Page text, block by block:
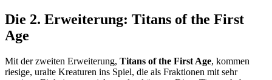
Die 2. Erweiterung: Titans of the First
Age
Mit der zweiten Erweiterung, Titans of the First Age, kommen
riesige, uralte Kreaturen ins Spiel, die als Fraktionen mit sehr